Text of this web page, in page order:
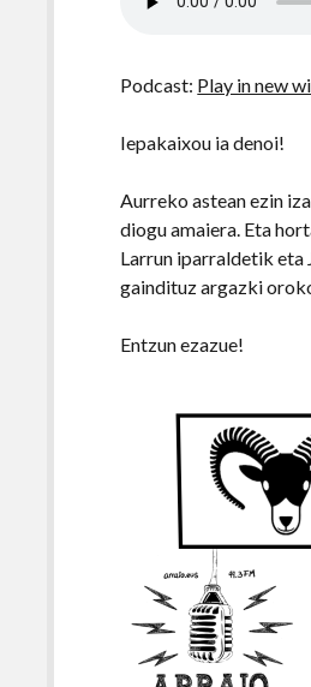
Podcast: Play in new
Iepakaixou ia denoi!
Aurreko astean ezin
diogu amaiera. Eta
Larrun iparraldetik
gaindituz argazki
Entzun ezazue!